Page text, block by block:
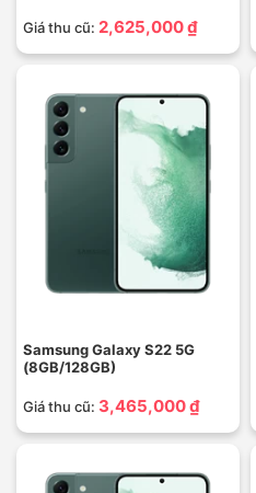
Giá thu cũ: 2,625,000 ₫
Samsung Galaxy S22 5G
(8GB/128GB)
Giá thu cũ: 3,465,000 ₫